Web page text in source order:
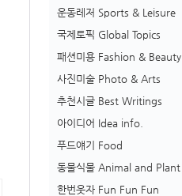
운동레저 Sports & Leisure
국제토픽 Global Topics
패션미용 Fashion & Beauty
사진미술 Photo & Arts
추천시글 Best Writings
아이디어 Idea info.
푸드얘기 Food
동물식물 Animal and Plant
한번웃자 Fun Fun Fun